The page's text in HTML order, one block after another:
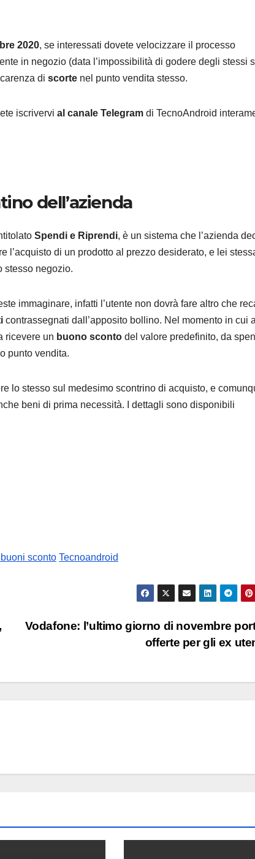
2020, se interessati dovete velocizzare il processo
in negozio (data l’impossibilità di godere degli stessi
di scorte nel punto vendita stesso.
iscrivervi al canale Telegram di TecnoAndroid
dell’azienda
Spendi e Riprendi, è un sistema che l’azienda
l’acquisto di un prodotto al prezzo desiderato, e lei
stesso negozio.
immaginare, infatti l’utente non dovrà fare altro che
contrassegnati dall’apposito bollino. Nel momento in cui
ricevere un buono sconto del valore predefinito, da
punto vendita.
lo stesso sul medesimo scontrino di acquisto, e
beni di prima necessità. I dettagli sono disponibili
sconto Tecnoandroid
Vodafone: l’ultimo giorno di novembre
offerte per gli ex
HOME
per
tappeti